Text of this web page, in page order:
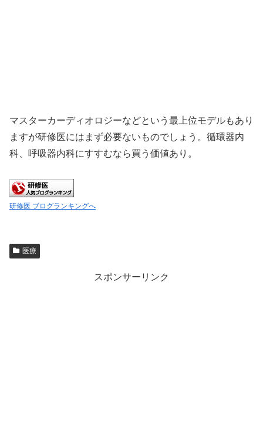
マスターカーディオロジーなどという最上位モデルもあり
ますが研修医にはまず必要ないものでしょう。循環器内
科、呼吸器内科にすすむなら買う価値あり。
研修医 ブログランキングへ
医療
スポンサーリンク